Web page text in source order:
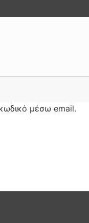
μέσω email.